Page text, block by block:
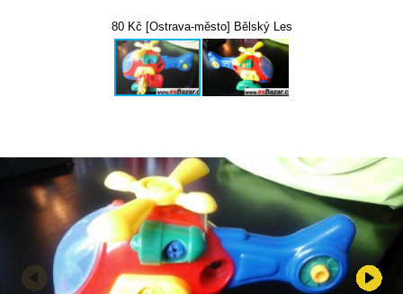
80 Kč [Ostrava-město] Bělský Les